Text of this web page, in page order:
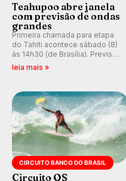
Teahupoo abre janela
com previsão de ondas
grandes
Primeira chamada para etapa
do Tahiti acontece sábado (8)
às 14h30 (de Brasília). Previsão
indica swell consistente.
Kelly Slater convidado.
leia mais »
CIRCUITO BANCO DO BRASIL
Circuito QS